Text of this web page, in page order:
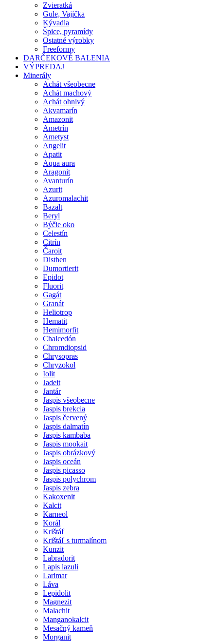
Zvieratká
Gule, Vajíčka
Kývadla
Špice, pyramídy
Ostatné výrobky
Freeformy
DARČEKOVÉ BALENIA
VÝPREDAJ
Minerály
Achát všeobecne
Achát machový
Achát ohnivý
Akvamarín
Amazonit
Ametrín
Ametyst
Angelit
Apatit
Aqua aura
Aragonit
Avanturín
Azurit
Azuromalachit
Bazalt
Beryl
Býčie oko
Celestín
Citrín
Čaroit
Disthen
Dumortierit
Epidot
Fluorit
Gagát
Granát
Heliotrop
Hematit
Hemimorfit
Chalcedón
Chromdiopsid
Chrysopras
Chryzokol
Iolit
Jadeit
Jantár
Jaspis všeobecne
Jaspis brekcia
Jaspis červený
Jaspis dalmatín
Jaspis kambaba
Jaspis mookait
Jaspis obrázkový
Jaspis oceán
Jaspis picasso
Jaspis polychrom
Jaspis zebra
Kakoxenit
Kalcit
Karneol
Korál
Krištáľ
Krištáľ s turmalínom
Kunzit
Labradorit
Lapis lazuli
Larimar
Láva
Lepidolit
Magnezit
Malachit
Manganokalcit
Mesačný kameň
Morganit